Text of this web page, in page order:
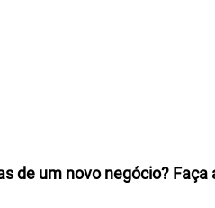
de um novo negócio?